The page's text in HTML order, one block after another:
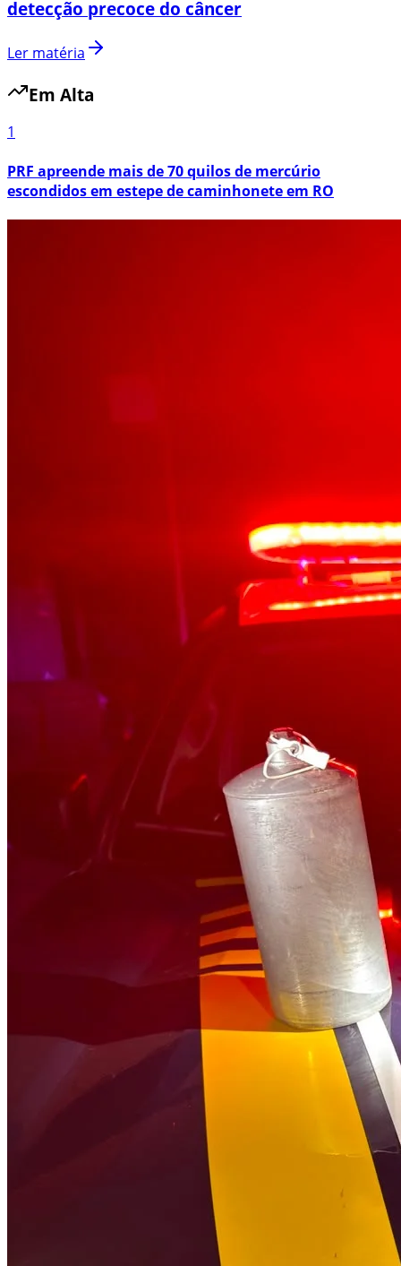
detecção precoce do câncer
Ler matéria
Em Alta
1
PRF apreende mais de 70 quilos de mercúrio
escondidos em estepe de caminhonete em RO